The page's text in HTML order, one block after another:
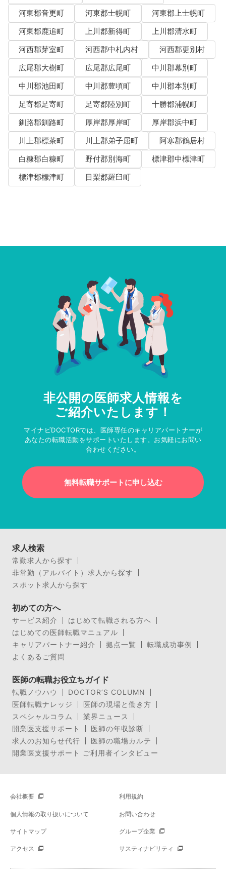
河東郡音更町
河東郡士幌町
河東郡上士幌町
河東郡鹿追町
上川郡新得町
上川郡清水町
河西郡芽室町
河西郡中札内村
河西郡更別村
広尾郡大樹町
広尾郡広尾町
中川郡幕別町
中川郡池田町
中川郡豊頃町
中川郡本別町
足寄郡足寄町
足寄郡陸別町
十勝郡浦幌町
釧路郡釧路町
厚岸郡厚岸町
厚岸郡浜中町
川上郡標茶町
川上郡弟子屈町
阿寒郡鶴居村
白糠郡白糠町
野付郡別海町
標津郡中標津町
標津郡標津町
目梨郡羅臼町
非公開の医師求人情報を
ご紹介いたします！
マイナビDOCTORでは、医師専任のキャリアパートナーが
あなたの転職活動をサポートいたします。お気軽にお問い
合わせください。
無料転職サポートに申し込む
求人検索
常勤求人から探す
非常勤（アルバイト）求人から探す
スポット求人から探す
初めての方へ
サービス紹介
はじめて転職される方へ
はじめての医師転職マニュアル
キャリアパートナー紹介
拠点一覧
転職成功事例
よくあるご質問
医師の転職お役立ちガイド
転職ノウハウ
DOCTOR’S COLUMN
医師転職ナレッジ
医師の現場と働き方
スペシャルコラム
業界ニュース
開業医支援サポート
医師の年収診断
求人のお知らせ代行
医師の職場カルテ
開業医支援サポート ご利用者インタビュー
会社概要 利用規約
個人情報の取り扱いについて お問い合わせ
サイトマップ グループ企業
アクセス サスティナビリティ